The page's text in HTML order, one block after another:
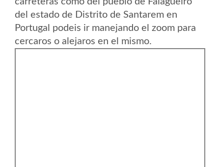
del estado de Distrito de Santarem en
Portugal podeis ir manejando el zoom para
cercaros o alejaros en el mismo.